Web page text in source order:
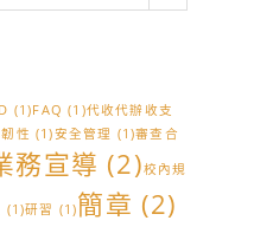
(1)FAQ (1)代收代辦收支
性 (1)安全管理 (1)審查合
務宣導 (2)校內規
(1)研習 (1)簡章 (2)